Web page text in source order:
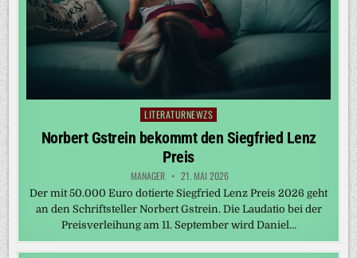
Posted
in
LITERATURNEWZS
Norbert Gstrein bekommt den Siegfried Lenz
Preis
MANAGER 21. MAI 2026
Der mit 50.000 Euro dotierte Siegfried Lenz Preis 2026 geht
an den Schriftsteller Norbert Gstrein. Die Laudatio bei der
Preisverleihung am 11. September wird Daniel…